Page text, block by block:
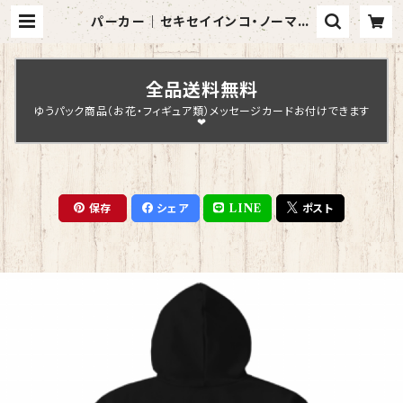
パーカー｜セキセイインコ・ノーマル
ブルー（黒）【型番 P-121】 | Chopin
Design
全品送料無料
ゆうパック商品（お花・フィギュア類）メッセージカードお付けできます
❤
保存 シェア LINE ポスト